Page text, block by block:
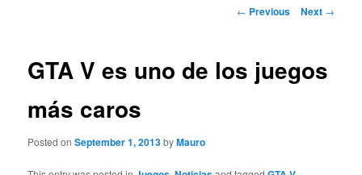
Post
← Previous Next →
GTA V es uno de los juegos
más caros
Posted onSeptember 1, 2013byMauro